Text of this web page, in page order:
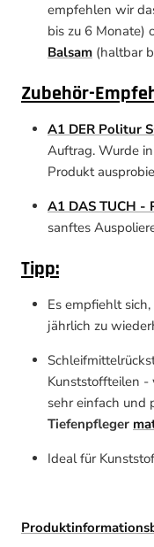
empfehlen wir
bis zu 6 Monate)
Balsam (haltbar
Zubehör-
A1 DER Politur
Auftrag. Wurde
Produkt
A1 DAS TUCH -
sanftes
Tipp:
Es empfiehlt
jährlich zu
Kunststoffteilen -
sehr einfach und
Tiefenpfleger
Ideal für